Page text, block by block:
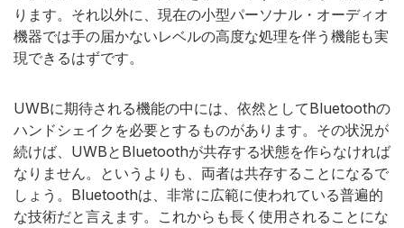
ります。それ以外に、現在の小型パーソナル・オーディオ
機器では手の届かないレベルの高度な処理を伴う機能も実
現できるはずです。
UWBに期待される機能の中には、依然としてBluetoothの
ハンドシェイクを必要とするものがあります。その状況が
続けば、UWBとBluetoothが共存する状態を作らなければ
なりません。というよりも、両者は共存することになるで
しょう。Bluetoothは、非常に広範に使われている普遍的
な技術だと言えます。これからも長く使用されることにな